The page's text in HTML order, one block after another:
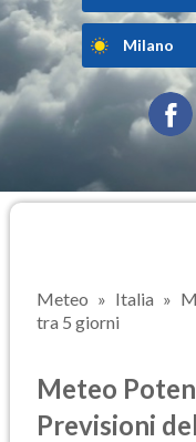
Milano
Meteo Italia
tra 5 giorni
Meteo
Previsioni